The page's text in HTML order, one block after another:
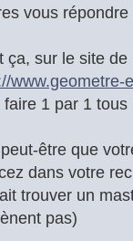
vous
ça, sur le site
faire 1 par 1
être que
dans votre
trouver un
pas)